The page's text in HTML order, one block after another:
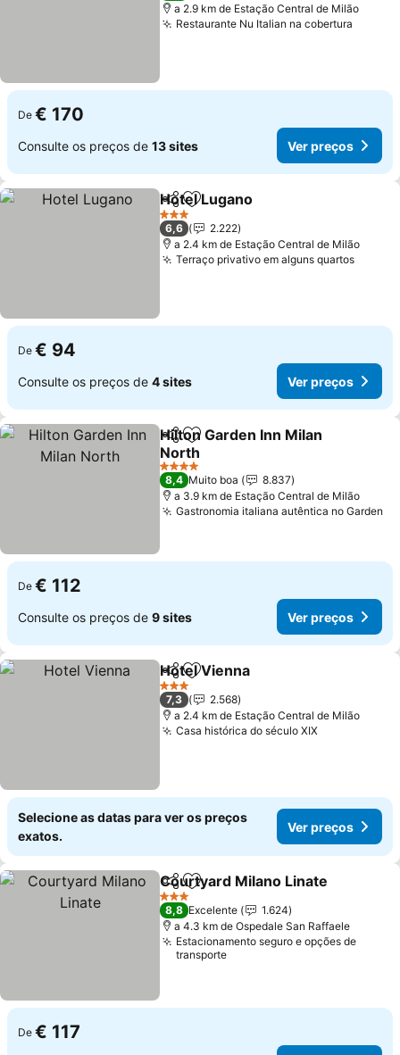
a 2.9 km de Estação Central de Milão
Restaurante Nu Italian na cobertura
De € 170
Consulte os preços de 13 sites Ver preços
PartilharAdicionar aos favoritos
Hotel Lugano
3 Estrelas
6,6
2.222
a 2.4 km de Estação Central de Milão
Terraço privativo em alguns quartos
De € 94
Consulte os preços de 4 sites Ver preços
PartilharAdicionar aos favoritos
Hilton Garden Inn Milan
North
4 Estrelas
8,4 Muito boa
8.837
a 3.9 km de Estação Central de Milão
Gastronomia italiana autêntica no Garden
De € 112
Consulte os preços de 9 sites Ver preços
PartilharAdicionar aos favoritos
Hotel Vienna
3 Estrelas
7,3
2.568
a 2.4 km de Estação Central de Milão
Casa histórica do século XIX
Selecione as datas para ver os preços
exatos.
Ver preços
PartilharAdicionar aos favoritos
Courtyard Milano Linate
3 Estrelas
8,8 Excelente
1.624
a 4.3 km de Ospedale San Raffaele
Estacionamento seguro e opções de
transporte
De € 117